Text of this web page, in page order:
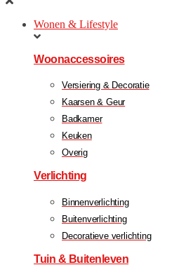
Wonen & Lifestyle
Woonaccessoires
Versiering & Decoratie
Kaarsen & Geur
Badkamer
Keuken
Overig
Verlichting
Binnenverlichting
Buitenverlichting
Decoratieve verlichting
Tuin & Buitenleven